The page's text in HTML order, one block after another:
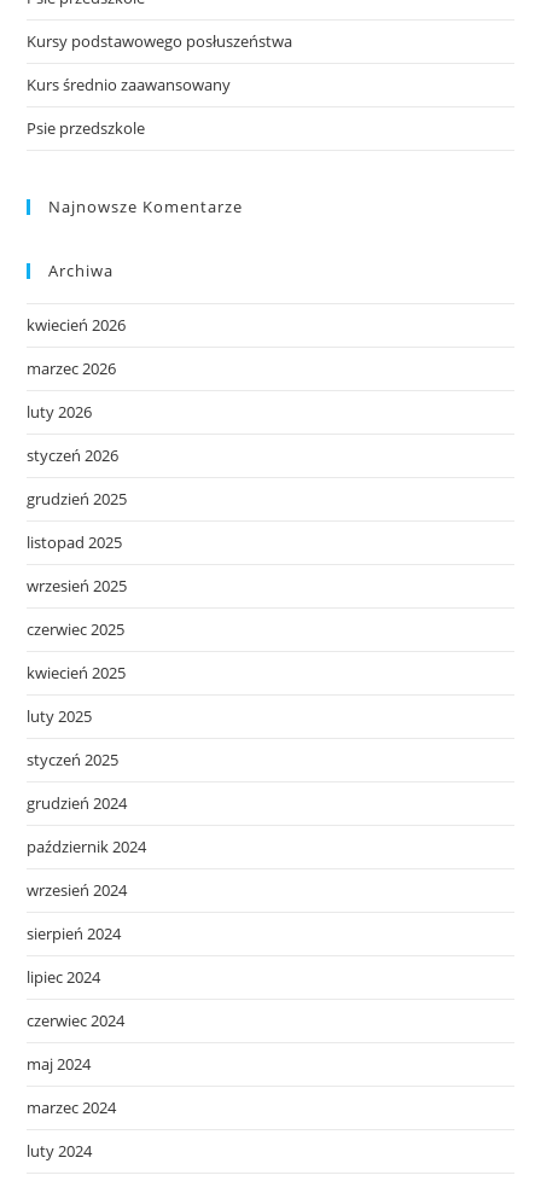
Kursy podstawowego posłuszeństwa
Kurs średnio zaawansowany
Psie przedszkole
Najnowsze Komentarze
Archiwa
kwiecień 2026
marzec 2026
luty 2026
styczeń 2026
grudzień 2025
listopad 2025
wrzesień 2025
czerwiec 2025
kwiecień 2025
luty 2025
styczeń 2025
grudzień 2024
październik 2024
wrzesień 2024
sierpień 2024
lipiec 2024
czerwiec 2024
maj 2024
marzec 2024
luty 2024